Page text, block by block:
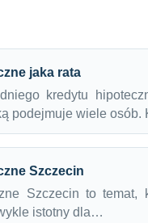
jaka rata
kredytu
podejmuje wiele
Szczecin
Szczecin to temat,
istotny dla…